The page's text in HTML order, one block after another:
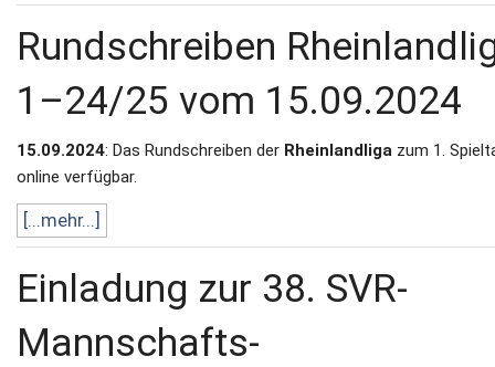
Datenschutz
Rundschreiben
1–24/25 vom 15.09.2024
15.09.2024: Das Rundschreiben der Rheinlandliga zum 1.
online verfügbar.
[...mehr...]
Einladung zur 38. SVR-
Mannschafts-